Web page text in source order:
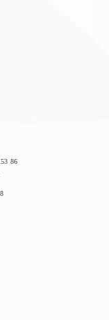
86